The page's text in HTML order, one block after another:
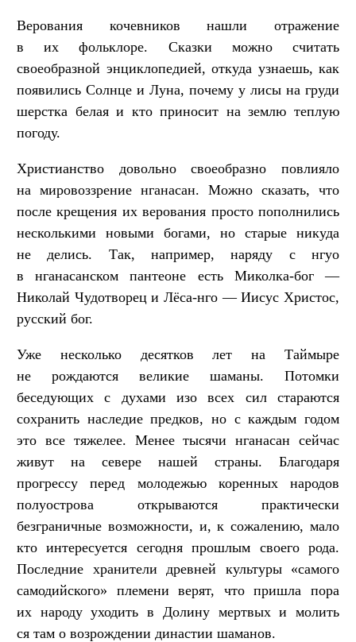
Верования кочевников нашли отражение
в их фольклоре. Сказки можно считать
своеобразной энциклопедией, откуда узнаешь, как
появились Солнце и Луна, почему у лисы на груди
шерстка белая и кто приносит на землю теплую
погоду.
Христианство довольно своеобразно повлияло
на мировоззрение нганасан. Можно сказать, что
после крещения их верования просто пополнились
несколькими новыми богами, но старые никуда
не делись. Так, например, наряду с нгуо
в нганасанском пантеоне есть Миколка-бог —
Николай Чудотворец и Лёса-нго — Иисус Христос,
русский бог.
Уже несколько десятков лет на Таймыре
не рождаются великие шаманы. Потомки
беседующих с духами изо всех сил стараются
сохранить наследие предков, но с каждым годом
это все тяжелее. Менее тысячи нганасан сейчас
живут на севере нашей страны. Благодаря
прогрессу перед молодежью коренных народов
полуострова открываются практически
безграничные возможности, и, к сожалению, мало
кто интересуется сегодня прошлым своего рода.
Последние хранители древней культуры «самого
самодийского» племени верят, что пришла пора
их народу уходить в Долину мертвых и молить
ся там о возрождении династии шаманов.